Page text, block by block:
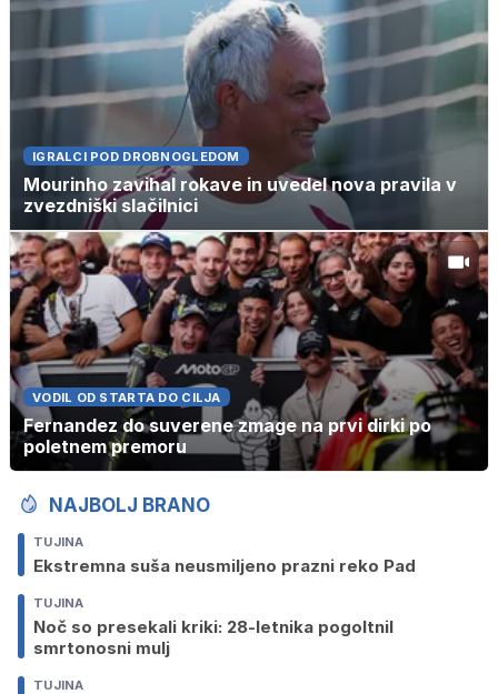
IGRALCI POD DROBNOGLEDOM
Mourinho zavihal rokave in uvedel nova pravila v
zvezdniški slačilnici
VODIL OD STARTA DO CILJA
Fernandez do suverene zmage na prvi dirki po
poletnem premoru
NAJBOLJ BRANO
TUJINA
Ekstremna suša neusmiljeno prazni reko Pad
TUJINA
Noč so presekali kriki: 28-letnika pogoltnil
smrtonosni mulj
TUJINA